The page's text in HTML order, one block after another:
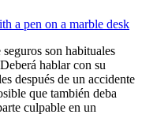
son habituales
hablar con su
después de un accidente
que también deba
culpable en un